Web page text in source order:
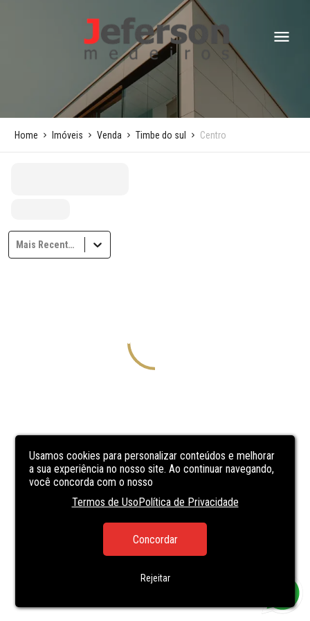
Usamos cookies para personalizar conteúdos e melhorar
a sua experiência no nosso site. Ao continuar navegando,
você concorda com o nosso
Termos de UsoPolítica de Privacidade
Concordar
Rejeitar
Home Imóveis Venda Timbe do sul Centro
Mais Recentes